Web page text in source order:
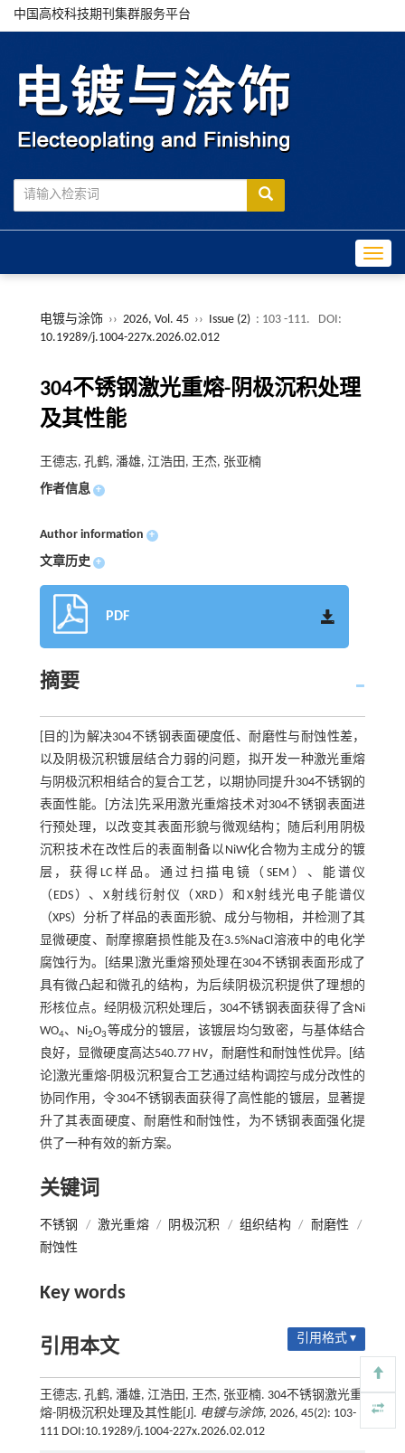
中国高校科技期刊集群服务平台
电镀与涂饰 ›› 2026, Vol. 45 ›› Issue (2) : 103 -111.
DOI:
10.19289/j.1004-227x.2026.02.012
304不锈钢激光重熔-阴极沉积处理
及其性能
王德志, 孔鹤, 潘雄, 江浩田, 王杰, 张亚楠
作者信息 +
Author information +
文章历史 +
PDF
摘要
[目的]为解决304不锈钢表面硬度低、耐磨性与耐蚀性差，
以及阴极沉积镀层结合力弱的问题，拟开发一种激光重熔
与阴极沉积相结合的复合工艺，以期协同提升304不锈钢的
表面性能。[方法]先采用激光重熔技术对304不锈钢表面进
行预处理，以改变其表面形貌与微观结构；随后利用阴极
沉积技术在改性后的表面制备以NiW化合物为主成分的镀
层，获得LC样品。通过扫描电镜（SEM）、能谱仪
（EDS）、X射线衍射仪（XRD）和X射线光电子能谱仪
（XPS）分析了样品的表面形貌、成分与物相，并检测了其
显微硬度、耐摩擦磨损性能及在3.5%NaCl溶液中的电化学
腐蚀行为。[结果]激光重熔预处理在304不锈钢表面形成了
具有微凸起和微孔的结构，为后续阴极沉积提供了理想的
形核位点。经阴极沉积处理后，304不锈钢表面获得了含Ni
WO4、Ni2O3等成分的镀层，该镀层均匀致密，与基体结合
良好，显微硬度高达540.77 HV，耐磨性和耐蚀性优异。[结
论]激光重熔-阴极沉积复合工艺通过结构调控与成分改性的
协同作用，令304不锈钢表面获得了高性能的镀层，显著提
升了其表面硬度、耐磨性和耐蚀性，为不锈钢表面强化提
供了一种有效的新方案。
关键词
不锈钢 / 激光重熔 / 阴极沉积 / 组织结构 / 耐磨性 /
耐蚀性
Key words
引用本文 引用格式 ▾
王德志, 孔鹤, 潘雄, 江浩田, 王杰, 张亚楠. 304不锈钢激光重
熔-阴极沉积处理及其性能[J]. 电镀与涂饰, 2026, 45(2): 103-
111 DOI:10.19289/j.1004-227x.2026.02.012